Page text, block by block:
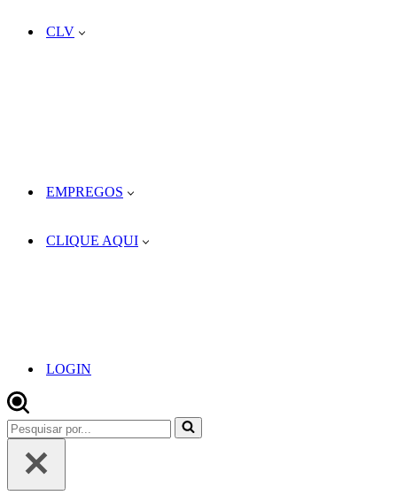
CLV
EMPREGOS
CLIQUE AQUI
LOGIN
Pesquisar
por...